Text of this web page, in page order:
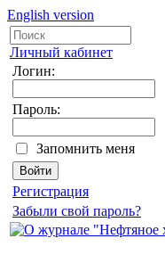
English version
Личный кабинет
Логин:
Пароль:
Запомнить меня
Регистрация
Забыли свой пароль?